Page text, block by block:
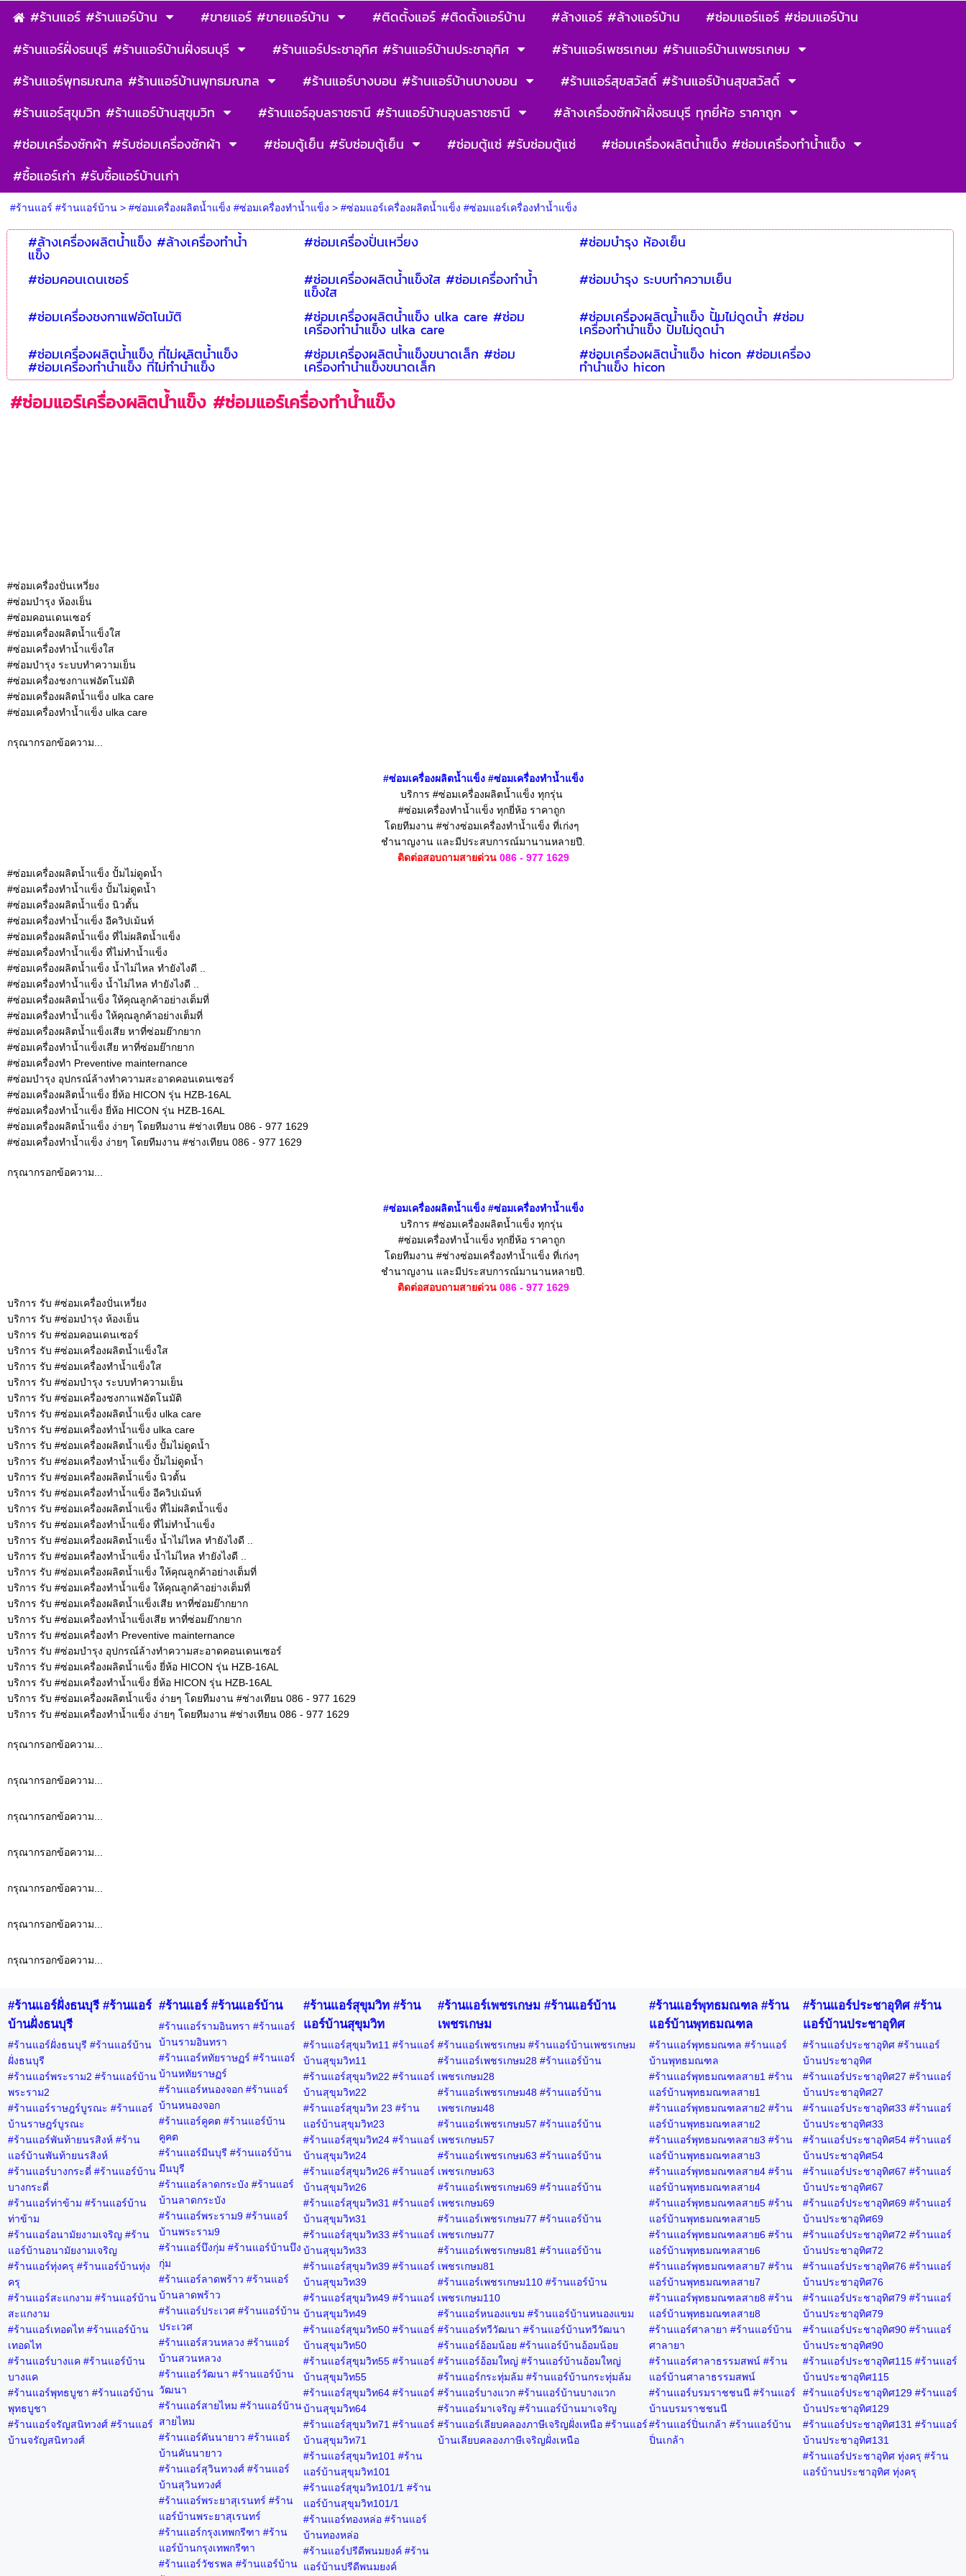
#ร้านแอร์ #ร้านแอร์บ้าน #ขายแอร์ #ขายแอร์บ้าน #ติดตั้งแอร์ #ติดตั้งแอร์บ้าน #ล้างแอร์ #ล้างแอร์บ้าน
#ซ่อมแอร์แอร์ #ซ่อมแอร์บ้าน
#ร้านแอร์ฝั่งธนบุรี #ร้านแอร์บ้านฝั่งธนบุรี
#ร้านแอร์ประชาอุทิศ #ร้านแอร์บ้านประชาอุทิศ
#ร้านแอร์เพชรเกษม #ร้านแอร์บ้านเพชรเกษม
#ร้านแอร์พุทธมณฑล #ร้านแอร์บ้านพุทธมณฑล
#ร้านแอร์บางบอน #ร้านแอร์บ้านบางบอน
#ร้านแอร์สุขสวัสดิ์ #ร้านแอร์บ้านสุขสวัสดิ์
#ร้านแอร์สุขุมวิท #ร้านแอร์บ้านสุขุมวิท
#ร้านแอร์อุบลราชธานี #ร้านแอร์บ้านอุบลราชธานี
#ล้างเครื่องซักผ้าฝั่งธนบุรี ทุกยี่ห้อ ราคาถูก
#ซ่อมเครื่องซักผ้า #รับซ่อมเครื่องซักผ้า
#ซ่อมตู้เย็น #รับซ่อมตู้เย็น #ซ่อมตู้แซ่ #รับซ่อมตู้แซ่
#ซ่อมเครื่องผลิตน้ำแข็ง #ซ่อมเครื่องทำน้ำแข็ง
#ซื้อแอร์เก่า #รับซื้อแอร์บ้านเก่า
#ร้านแอร์ #ร้านแอร์บ้าน> #ซ่อมเครื่องผลิตน้ำแข็ง #ซ่อมเครื่องทำน้ำแข็ง > #ซ่อมแอร์เครื่องผลิตน้ำแข็ง #ซ่อมแอร์เครื่องทำน้ำแข็ง
#ล้างเครื่องผลิตน้ำแข็ง #ล้างเครื่องทำน้ำ
แข็ง
#ซ่อมเครื่องปั่นเหวี่ยง
#ซ่อมบำรุง ห้องเย็น
#ซ่อมคอนเดนเซอร์
#ซ่อมเครื่องผลิตน้ำแข็งใส #ซ่อมเครื่องทำน้ำ
แข็งใส
#ซ่อมบำรุง ระบบทำความเย็น
#ซ่อมเครื่องชงกาแฟอัตโนมัติ
#ซ่อมเครื่องผลิตน้ำแข็ง ulka care #ซ่อม
เครื่องทำน้ำแข็ง ulka care
#ซ่อมเครื่องผลิตน้ำแข็ง ปั้มไม่ดูดน้ำ #ซ่อม
เครื่องทำน้ำแข็ง ปั้มไม่ดูดน้ำ
#ซ่อมเครื่องผลิตน้ำแข็ง ที่ไม่ผลิตน้ำแข็ง
#ซ่อมเครื่องทำน้ำแข็ง ที่ไม่ทำน้ำแข็ง
#ซ่อมเครื่องผลิตน้ำแข็งขนาดเล็ก #ซ่อม
เครื่องทำน้ำแข็งขนาดเล็ก
#ซ่อมเครื่องผลิตน้ำแข็ง hicon #ซ่อมเครื่อง
ทำน้ำแข็ง hicon
#ซ่อมแอร์เครื่องผลิตน้ำแข็ง #ซ่อมแอร์เครื่องทำน้ำแข็ง
#ซ่อมเครื่องปั่นเหวี่ยง
#ซ่อมบำรุง ห้องเย็น
#ซ่อมคอนเดนเซอร์
#ซ่อมเครื่องผลิตน้ำแข็งใส
#ซ่อมเครื่องทำน้ำแข็งใส
#ซ่อมบำรุง ระบบทำความเย็น
#ซ่อมเครื่องชงกาแฟอัตโนมัติ
#ซ่อมเครื่องผลิตน้ำแข็ง ulka care
#ซ่อมเครื่องทำน้ำแข็ง ulka care
กรุณากรอกข้อความ...
#ซ่อมเครื่องผลิตน้ำแข็ง #ซ่อมเครื่องทำน้ำแข็ง
บริการ #ซ่อมเครื่องผลิตน้ำแข็ง ทุกรุ่น
#ซ่อมเครื่องทำน้ำแข็ง ทุกยี่ห้อ ราคาถูก
โดยทีมงาน #ช่างซ่อมเครื่องทำน้ำแข็ง ที่เก่งๆ
ชำนาญงาน และมีประสบการณ์มานานหลายปี.
ติดต่อสอบถามสายด่วน 086 - 977 1629
#ซ่อมเครื่องผลิตน้ำแข็ง ปั้มไม่ดูดน้ำ
#ซ่อมเครื่องทำน้ำแข็ง ปั้มไม่ดูดน้ำ
#ซ่อมเครื่องผลิตน้ำแข็ง นิวตั้น
#ซ่อมเครื่องทำน้ำแข็ง อีควิปเม้นท์
#ซ่อมเครื่องผลิตน้ำแข็ง ที่ไม่ผลิตน้ำแข็ง
#ซ่อมเครื่องทำน้ำแข็ง ที่ไม่ทำน้ำแข็ง
#ซ่อมเครื่องผลิตน้ำแข็ง น้ำไม่ไหล ทำยังไงดี ..
#ซ่อมเครื่องทำน้ำแข็ง น้ำไม่ไหล ทำยังไงดี ..
#ซ่อมเครื่องผลิตน้ำแข็ง ให้คุณลูกค้าอย่างเต็มที่
#ซ่อมเครื่องทำน้ำแข็ง ให้คุณลูกค้าอย่างเต็มที่
#ซ่อมเครื่องผลิตน้ำแข็งเสีย หาที่ซ่อมย๊ากยาก
#ซ่อมเครื่องทำน้ำแข็งเสีย หาที่ซ่อมย๊ากยาก
#ซ่อมเครื่องทำ Preventive mainternance
#ซ่อมบำรุง อุปกรณ์ล้างทำความสะอาดคอนเดนเซอร์
#ซ่อมเครื่องผลิตน้ำแข็ง ยี่ห้อ HICON รุ่น HZB-16AL
#ซ่อมเครื่องทำน้ำแข็ง ยี่ห้อ HICON รุ่น HZB-16AL
#ซ่อมเครื่องผลิตน้ำแข็ง ง่ายๆ โดยทีมงาน #ช่างเทียน 086 - 977 1629
#ซ่อมเครื่องทำน้ำแข็ง ง่ายๆ โดยทีมงาน #ช่างเทียน 086 - 977 1629
กรุณากรอกข้อความ...
#ซ่อมเครื่องผลิตน้ำแข็ง #ซ่อมเครื่องทำน้ำแข็ง
บริการ #ซ่อมเครื่องผลิตน้ำแข็ง ทุกรุ่น
#ซ่อมเครื่องทำน้ำแข็ง ทุกยี่ห้อ ราคาถูก
โดยทีมงาน #ช่างซ่อมเครื่องทำน้ำแข็ง ที่เก่งๆ
ชำนาญงาน และมีประสบการณ์มานานหลายปี.
ติดต่อสอบถามสายด่วน 086 - 977 1629
บริการ รับ #ซ่อมเครื่องปั่นเหวี่ยง
บริการ รับ #ซ่อมบำรุง ห้องเย็น
บริการ รับ #ซ่อมคอนเดนเซอร์
บริการ รับ #ซ่อมเครื่องผลิตน้ำแข็งใส
บริการ รับ #ซ่อมเครื่องทำน้ำแข็งใส
บริการ รับ #ซ่อมบำรุง ระบบทำความเย็น
บริการ รับ #ซ่อมเครื่องชงกาแฟอัตโนมัติ
บริการ รับ #ซ่อมเครื่องผลิตน้ำแข็ง ulka care
บริการ รับ #ซ่อมเครื่องทำน้ำแข็ง ulka care
บริการ รับ #ซ่อมเครื่องผลิตน้ำแข็ง ปั้มไม่ดูดน้ำ
บริการ รับ #ซ่อมเครื่องทำน้ำแข็ง ปั้มไม่ดูดน้ำ
บริการ รับ #ซ่อมเครื่องผลิตน้ำแข็ง นิวตั้น
บริการ รับ #ซ่อมเครื่องทำน้ำแข็ง อีควิปเม้นท์
บริการ รับ #ซ่อมเครื่องผลิตน้ำแข็ง ที่ไม่ผลิตน้ำแข็ง
บริการ รับ #ซ่อมเครื่องทำน้ำแข็ง ที่ไม่ทำน้ำแข็ง
บริการ รับ #ซ่อมเครื่องผลิตน้ำแข็ง น้ำไม่ไหล ทำยังไงดี ..
บริการ รับ #ซ่อมเครื่องทำน้ำแข็ง น้ำไม่ไหล ทำยังไงดี ..
บริการ รับ #ซ่อมเครื่องผลิตน้ำแข็ง ให้คุณลูกค้าอย่างเต็มที่
บริการ รับ #ซ่อมเครื่องทำน้ำแข็ง ให้คุณลูกค้าอย่างเต็มที่
บริการ รับ #ซ่อมเครื่องผลิตน้ำแข็งเสีย หาที่ซ่อมย๊ากยาก
บริการ รับ #ซ่อมเครื่องทำน้ำแข็งเสีย หาที่ซ่อมย๊ากยาก
บริการ รับ #ซ่อมเครื่องทำ Preventive mainternance
บริการ รับ #ซ่อมบำรุง อุปกรณ์ล้างทำความสะอาดคอนเดนเซอร์
บริการ รับ #ซ่อมเครื่องผลิตน้ำแข็ง ยี่ห้อ HICON รุ่น HZB-16AL
บริการ รับ #ซ่อมเครื่องทำน้ำแข็ง ยี่ห้อ HICON รุ่น HZB-16AL
บริการ รับ #ซ่อมเครื่องผลิตน้ำแข็ง ง่ายๆ โดยทีมงาน #ช่างเทียน 086 - 977 1629
บริการ รับ #ซ่อมเครื่องทำน้ำแข็ง ง่ายๆ โดยทีมงาน #ช่างเทียน 086 - 977 1629
กรุณากรอกข้อความ...
กรุณากรอกข้อความ...
กรุณากรอกข้อความ...
กรุณากรอกข้อความ...
กรุณากรอกข้อความ...
กรุณากรอกข้อความ...
กรุณากรอกข้อความ...
#ร้านแอร์ฝั่งธนบุรี #ร้านแอร์
บ้านฝั่งธนบุรี
#ร้านแอร์ฝั่งธนบุรี #ร้านแอร์บ้าน
ฝั่งธนบุรี
#ร้านแอร์พระราม2 #ร้านแอร์บ้าน
พระราม2
#ร้านแอร์ราษฎร์บูรณะ #ร้านแอร์
บ้านราษฎร์บูรณะ
#ร้านแอร์พันท้ายนรสิงห์ #ร้าน
แอร์บ้านพันท้ายนรสิงห์
#ร้านแอร์บางกระดี่ #ร้านแอร์บ้าน
บางกระดี่
#ร้านแอร์ท่าข้าม #ร้านแอร์บ้าน
ท่าข้าม
#ร้านแอร์อนามัยงามเจริญ #ร้าน
แอร์บ้านอนามัยงามเจริญ
#ร้านแอร์ทุ่งครุ #ร้านแอร์บ้านทุ่ง
ครุ
#ร้านแอร์สะแกงาม #ร้านแอร์บ้าน
สะแกงาม
#ร้านแอร์เทอดไท #ร้านแอร์บ้าน
เทอดไท
#ร้านแอร์บางแค #ร้านแอร์บ้าน
บางแค
#ร้านแอร์พุทธบูชา #ร้านแอร์บ้าน
พุทธบูชา
#ร้านแอร์จรัญสนิทวงศ์ #ร้านแอร์
บ้านจรัญสนิทวงศ์
#ร้านแอร์ #ร้านแอร์บ้าน
#ร้านแอร์รามอินทรา #ร้านแอร์
บ้านรามอินทรา
#ร้านแอร์หทัยราษฏร์ #ร้านแอร์
บ้านหทัยราษฏร์
#ร้านแอร์หนองจอก #ร้านแอร์
บ้านหนองจอก
#ร้านแอร์คูคต #ร้านแอร์บ้าน
คูคต
#ร้านแอร์มีนบุรี #ร้านแอร์บ้าน
มีนบุรี
#ร้านแอร์ลาดกระบัง #ร้านแอร์
บ้านลาดกระบัง
#ร้านแอร์พระราม9 #ร้านแอร์
บ้านพระราม9
#ร้านแอร์บึงกุ่ม #ร้านแอร์บ้านบึง
กุ่ม
#ร้านแอร์ลาดพร้าว #ร้านแอร์
บ้านลาดพร้าว
#ร้านแอร์ประเวศ #ร้านแอร์บ้าน
ประเวศ
#ร้านแอร์สวนหลวง #ร้านแอร์
บ้านสวนหลวง
#ร้านแอร์วัฒนา #ร้านแอร์บ้าน
วัฒนา
#ร้านแอร์สายไหม #ร้านแอร์บ้าน
สายไหม
#ร้านแอร์คันนายาว #ร้านแอร์
บ้านคันนายาว
#ร้านแอร์สุวินทวงศ์ #ร้านแอร์
บ้านสุวินทวงศ์
#ร้านแอร์พระยาสุเรนทร์ #ร้าน
แอร์บ้านพระยาสุเรนทร์
#ร้านแอร์กรุงเทพกรีฑา #ร้าน
แอร์บ้านกรุงเทพกรีฑา
#ร้านแอร์วัชรพล #ร้านแอร์บ้าน
#ร้านแอร์สุขุมวิท #ร้าน
แอร์บ้านสุขุมวิท
#ร้านแอร์สุขุมวิท11 #ร้านแอร์
บ้านสุขุมวิท11
#ร้านแอร์สุขุมวิท22 #ร้านแอร์
บ้านสุขุมวิท22
#ร้านแอร์สุขุมวิท 23 #ร้าน
แอร์บ้านสุขุมวิท23
#ร้านแอร์สุขุมวิท24 #ร้านแอร์
บ้านสุขุมวิท24
#ร้านแอร์สุขุมวิท26 #ร้านแอร์
บ้านสุขุมวิท26
#ร้านแอร์สุขุมวิท31 #ร้านแอร์
บ้านสุขุมวิท31
#ร้านแอร์สุขุมวิท33 #ร้านแอร์
บ้านสุขุมวิท33
#ร้านแอร์สุขุมวิท39 #ร้านแอร์
บ้านสุขุมวิท39
#ร้านแอร์สุขุมวิท49 #ร้านแอร์
บ้านสุขุมวิท49
#ร้านแอร์สุขุมวิท50 #ร้านแอร์
บ้านสุขุมวิท50
#ร้านแอร์สุขุมวิท55 #ร้านแอร์
บ้านสุขุมวิท55
#ร้านแอร์สุขุมวิท64 #ร้านแอร์
บ้านสุขุมวิท64
#ร้านแอร์สุขุมวิท71 #ร้านแอร์
บ้านสุขุมวิท71
#ร้านแอร์สุขุมวิท101 #ร้าน
แอร์บ้านสุขุมวิท101
#ร้านแอร์สุขุมวิท101/1 #ร้าน
แอร์บ้านสุขุมวิท101/1
#ร้านแอร์ทองหล่อ #ร้านแอร์
บ้านทองหล่อ
#ร้านแอร์ปรีดีพนมยงค์ #ร้าน
แอร์บ้านปรีดีพนมยงค์
#ร้านแอร์เพชรเกษม #ร้านแอร์บ้าน
เพชรเกษม
#ร้านแอร์เพชรเกษม #ร้านแอร์บ้านเพชรเกษม
#ร้านแอร์เพชรเกษม28 #ร้านแอร์บ้าน
เพชรเกษม28
#ร้านแอร์เพชรเกษม48 #ร้านแอร์บ้าน
เพชรเกษม48
#ร้านแอร์เพชรเกษม57 #ร้านแอร์บ้าน
เพชรเกษม57
#ร้านแอร์เพชรเกษม63 #ร้านแอร์บ้าน
เพชรเกษม63
#ร้านแอร์เพชรเกษม69 #ร้านแอร์บ้าน
เพชรเกษม69
#ร้านแอร์เพชรเกษม77 #ร้านแอร์บ้าน
เพชรเกษม77
#ร้านแอร์เพชรเกษม81 #ร้านแอร์บ้าน
เพชรเกษม81
#ร้านแอร์เพชรเกษม110 #ร้านแอร์บ้าน
เพชรเกษม110
#ร้านแอร์หนองแขม #ร้านแอร์บ้านหนองแขม
#ร้านแอร์ทวีวัฒนา #ร้านแอร์บ้านทวีวัฒนา
#ร้านแอร์อ้อมน้อย #ร้านแอร์บ้านอ้อมน้อย
#ร้านแอร์อ้อมใหญ่ #ร้านแอร์บ้านอ้อมใหญ่
#ร้านแอร์กระทุ่มล้ม #ร้านแอร์บ้านกระทุ่มล้ม
#ร้านแอร์บางแวก #ร้านแอร์บ้านบางแวก
#ร้านแอร์มาเจริญ #ร้านแอร์บ้านมาเจริญ
#ร้านแอร์เลียบคลองภาษีเจริญฝั่งเหนือ #ร้านแอร์
บ้านเลียบคลองภาษีเจริญฝั่งเหนือ
#ร้านแอร์พุทธมณฑล #ร้าน
แอร์บ้านพุทธมณฑล
#ร้านแอร์พุทธมณฑล #ร้านแอร์
บ้านพุทธมณฑล
#ร้านแอร์พุทธมณฑลสาย1 #ร้าน
แอร์บ้านพุทธมณฑลสาย1
#ร้านแอร์พุทธมณฑลสาย2 #ร้าน
แอร์บ้านพุทธมณฑลสาย2
#ร้านแอร์พุทธมณฑลสาย3 #ร้าน
แอร์บ้านพุทธมณฑลสาย3
#ร้านแอร์พุทธมณฑลสาย4 #ร้าน
แอร์บ้านพุทธมณฑลสาย4
#ร้านแอร์พุทธมณฑลสาย5 #ร้าน
แอร์บ้านพุทธมณฑลสาย5
#ร้านแอร์พุทธมณฑลสาย6 #ร้าน
แอร์บ้านพุทธมณฑลสาย6
#ร้านแอร์พุทธมณฑลสาย7 #ร้าน
แอร์บ้านพุทธมณฑลสาย7
#ร้านแอร์พุทธมณฑลสาย8 #ร้าน
แอร์บ้านพุทธมณฑลสาย8
#ร้านแอร์ศาลายา #ร้านแอร์บ้าน
ศาลายา
#ร้านแอร์ศาลาธรรมสพน์ #ร้าน
แอร์บ้านศาลาธรรมสพน์
#ร้านแอร์บรมราชชนนี #ร้านแอร์
บ้านบรมราชชนนี
#ร้านแอร์ปิ่นเกล้า #ร้านแอร์บ้าน
ปิ่นเกล้า
#ร้านแอร์ประชาอุทิศ #ร้าน
แอร์บ้านประชาอุทิศ
#ร้านแอร์ประชาอุทิศ #ร้านแอร์
บ้านประชาอุทิศ
#ร้านแอร์ประชาอุทิศ27 #ร้านแอร์
บ้านประชาอุทิศ27
#ร้านแอร์ประชาอุทิศ33 #ร้านแอร์
บ้านประชาอุทิศ33
#ร้านแอร์ประชาอุทิศ54 #ร้านแอร์
บ้านประชาอุทิศ54
#ร้านแอร์ประชาอุทิศ67 #ร้านแอร์
บ้านประชาอุทิศ67
#ร้านแอร์ประชาอุทิศ69 #ร้านแอร์
บ้านประชาอุทิศ69
#ร้านแอร์ประชาอุทิศ72 #ร้านแอร์
บ้านประชาอุทิศ72
#ร้านแอร์ประชาอุทิศ76 #ร้านแอร์
บ้านประชาอุทิศ76
#ร้านแอร์ประชาอุทิศ79 #ร้านแอร์
บ้านประชาอุทิศ79
#ร้านแอร์ประชาอุทิศ90 #ร้านแอร์
บ้านประชาอุทิศ90
#ร้านแอร์ประชาอุทิศ115 #ร้านแอร์
บ้านประชาอุทิศ115
#ร้านแอร์ประชาอุทิศ129 #ร้านแอร์
บ้านประชาอุทิศ129
#ร้านแอร์ประชาอุทิศ131 #ร้านแอร์
บ้านประชาอุทิศ131
#ร้านแอร์ประชาอุทิศ ทุ่งครุ #ร้าน
แอร์บ้านประชาอุทิศ ทุ่งครุ